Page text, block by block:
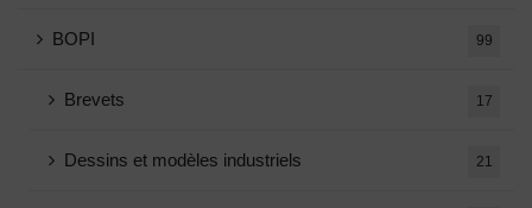
BOPI 99
Brevets 17
Dessins et modèles industriels 21